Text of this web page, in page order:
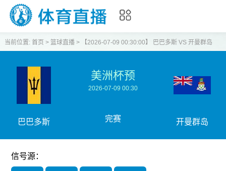
当前位置: 首页 > 篮球直播> 【2026-07-09 00:30:00】 巴巴多斯 VS 开曼群岛
巴巴多斯
美洲杯预
2026-07-09 00:30
完赛 开曼群岛
信号源：